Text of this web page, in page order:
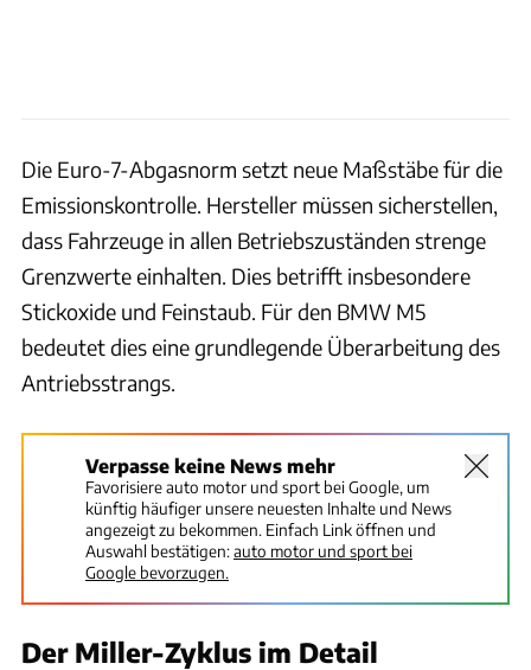
Die Euro-7-Abgasnorm setzt neue Maßstäbe für die
Emissionskontrolle. Hersteller müssen sicherstellen,
dass Fahrzeuge in allen Betriebszuständen strenge
Grenzwerte einhalten. Dies betrifft insbesondere
Stickoxide und Feinstaub. Für den BMW M5
bedeutet dies eine grundlegende Überarbeitung des
Antriebsstrangs.
Verpasse keine News mehr
Favorisiere auto motor und sport bei Google, um
künftig häufiger unsere neuesten Inhalte und News
angezeigt zu bekommen. Einfach Link öffnen und
Auswahl bestätigen:auto motor und sport bei
Google bevorzugen.
Der Miller-Zyklus im Detail